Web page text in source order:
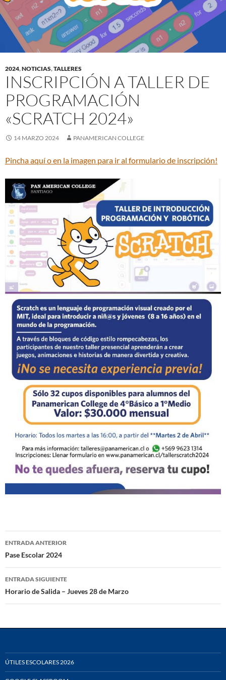
2024,NOTICIAS,TALLERES
INSCRIPCIÓN A TALLER DE
PROGRAMACIÓN
«SCRATCH 2024»
14 MARZO 2024 PANAMERICAN COLLEGE
Pincha aquí o en la imagen para ir al formulario de inscripción!
Navegación
de
entradas
ENTRADA ANTERIOR
Pase Escolar 2024
ENTRADA SIGUIENTE
Horario de Salida – Jueves 28 de Marzo
ÚTILES ESCOLARES 2026